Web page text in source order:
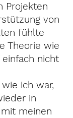
Projekten
von
fühlte
Theorie wie
nicht
ich war,
in
meinen